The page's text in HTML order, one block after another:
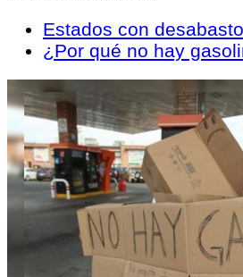
Estados con
¿Por qué no hay